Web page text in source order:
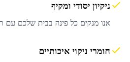
ניקיון יסודי ומקיף
אנו מנקים כל פינה בבית שלכם עם
חומרי ניקוי איכותיים